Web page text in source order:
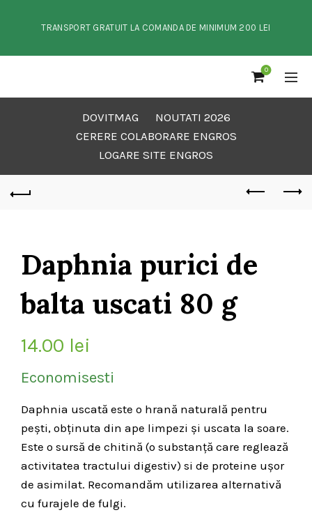
TRANSPORT GRATUIT LA COMANDA DE MINIMUM 200 LEI
0
DOVITMAG
NOUTATI 2026
CERERE COLABORARE ENGROS
LOGARE SITE ENGROS
Daphnia purici de
balta uscati 80 g
14.00 lei
Economisesti
Daphnia uscată este o hrană naturală pentru
pești, obținuta din ape limpezi și uscata la soare.
Este o sursă de chitină (o substanță care reglează
activitatea tractului digestiv) si de proteine ​​ușor
de asimilat. Recomandăm utilizarea alternativă
cu furajele de fulgi.